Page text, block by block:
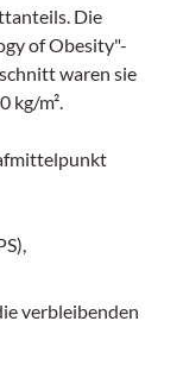
Die
of Obesity"-
waren sie
kg/m².
verbleibenden